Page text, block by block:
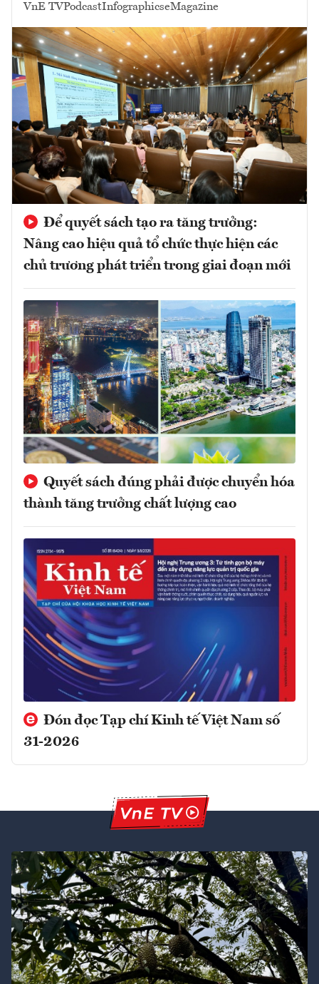
VnE TVPodcastInfographicseMagazine
Để quyết sách tạo ra tăng trưởng:
Nâng cao hiệu quả tổ chức thực hiện các
chủ trương phát triển trong giai đoạn mới
Quyết sách đúng phải được chuyển hóa
thành tăng trưởng chất lượng cao
Đón đọc Tạp chí Kinh tế Việt Nam số
31-2026